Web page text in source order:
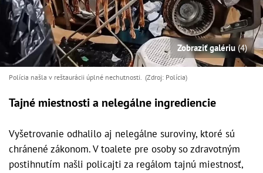
Zobraziť galériu(4)
Polícia našla v reštaurácii úplné nechutnosti. (Zdroj: Polícia)
Tajné miestnosti a nelegálne ingrediencie
Vyšetrovanie odhalilo aj nelegálne suroviny, ktoré sú
chránené zákonom. V toalete pre osoby so zdravotným
postihnutím našli policajti za regálom tajnú miestnosť,